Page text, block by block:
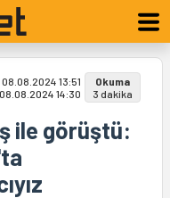
08.08.2024 13:51
08.08.2024 14:30
Okuma
3 dakika
ile görüştü: